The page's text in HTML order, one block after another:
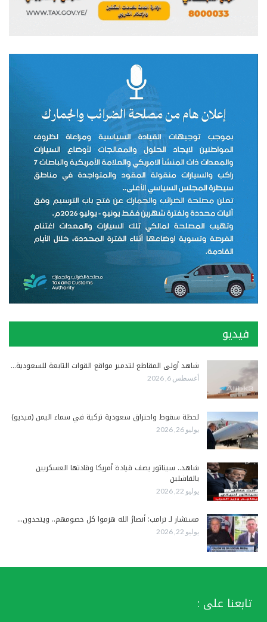
فيديو
شاهد أولى المقاطع لتدمير مواقع القوات التابعة للسعودية…
أغسطس 6, 2026
لحظة سقوط واحتراق سعودية تركية في سماء اليمن (فيديو)
يوليو 26, 2026
شاهد.. سيناتور يصف قيادة أمريكا وقادتها العسكريين
بالفاشلين
يوليو 22, 2026
مستشار لـ ترامب: أنصارُ الله هزموا كل خصومهم.. ويتحدون…
يوليو 22, 2026
تابعنا على :